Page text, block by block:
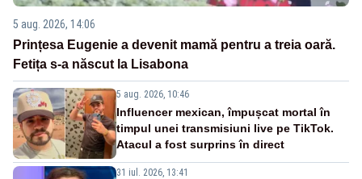
5 aug. 2026, 14:06
Prințesa Eugenie a devenit mamă pentru a treia oară.
Fetița s-a născut la Lisabona
5 aug. 2026, 10:46
Influencer mexican, împușcat mortal în
timpul unei transmisiuni live pe TikTok.
Atacul a fost surprins în direct
31 iul. 2026, 13:41